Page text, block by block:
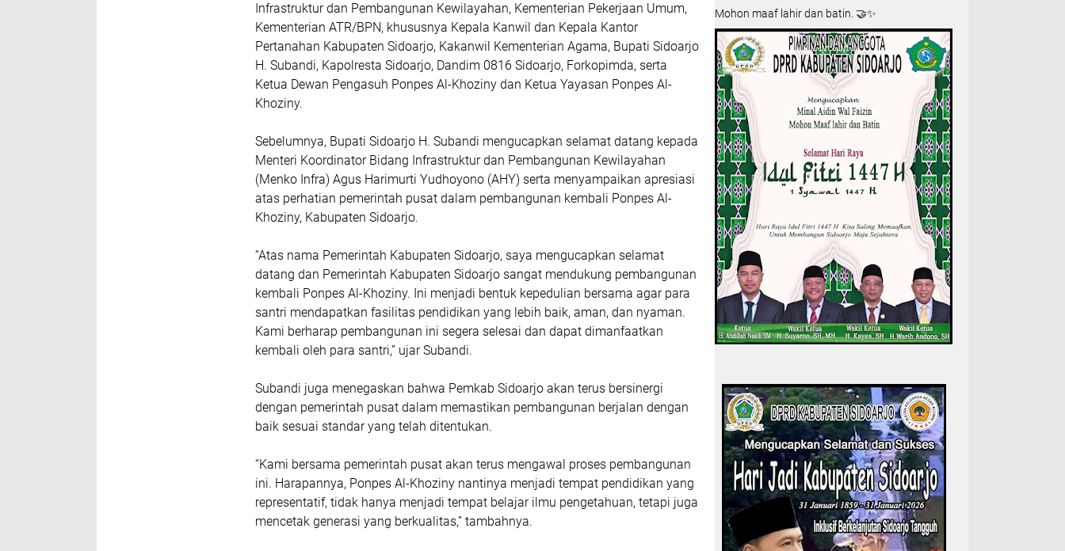
Infrastruktur dan Pembangunan Kewilayahan, Kementerian Pekerjaan Umum,
Kementerian ATR/BPN, khususnya Kepala Kanwil dan Kepala Kantor
Pertanahan Kabupaten Sidoarjo, Kakanwil Kementerian Agama, Bupati Sidoarjo
H. Subandi, Kapolresta Sidoarjo, Dandim 0816 Sidoarjo, Forkopimda, serta
Ketua Dewan Pengasuh Ponpes Al-Khoziny dan Ketua Yayasan Ponpes Al-
Khoziny.
Sebelumnya, Bupati Sidoarjo H. Subandi mengucapkan selamat datang kepada
Menteri Koordinator Bidang Infrastruktur dan Pembangunan Kewilayahan
(Menko Infra) Agus Harimurti Yudhoyono (AHY) serta menyampaikan apresiasi
atas perhatian pemerintah pusat dalam pembangunan kembali Ponpes Al-
Khoziny, Kabupaten Sidoarjo.
“Atas nama Pemerintah Kabupaten Sidoarjo, saya mengucapkan selamat
datang dan Pemerintah Kabupaten Sidoarjo sangat mendukung pembangunan
kembali Ponpes Al-Khoziny. Ini menjadi bentuk kepedulian bersama agar para
santri mendapatkan fasilitas pendidikan yang lebih baik, aman, dan nyaman.
Kami berharap pembangunan ini segera selesai dan dapat dimanfaatkan
kembali oleh para santri,” ujar Subandi.
Subandi juga menegaskan bahwa Pemkab Sidoarjo akan terus bersinergi
dengan pemerintah pusat dalam memastikan pembangunan berjalan dengan
baik sesuai standar yang telah ditentukan.
“Kami bersama pemerintah pusat akan terus mengawal proses pembangunan
ini. Harapannya, Ponpes Al-Khoziny nantinya menjadi tempat pendidikan yang
representatif, tidak hanya menjadi tempat belajar ilmu pengetahuan, tetapi juga
mencetak generasi yang berkualitas,” tambahnya.
Mohon maaf lahir dan batin. 🤝✨